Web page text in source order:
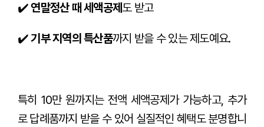
✔️연말정산 때 세액공제도 받고
✔️기부 지역의 특산품까지 받을 수 있는 제도예요.
특히 10만 원까지는 전액 세액공제가 가능하고, 추가
로 답례품까지 받을 수 있어 실질적인 혜택도 분명합니